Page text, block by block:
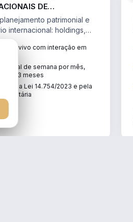
DE
PATRIMONIAL &
patrimonial e
internacional: holdings,
sob a Lei
e a Reforma Tributária.
ao vivo com interação em
1 final de semana por mês,
por 3 meses
pela Lei 14.754/2023 e pela
Tributária